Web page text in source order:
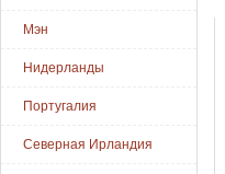
Мэн
Нидерланды
Португалия
Северная Ирландия